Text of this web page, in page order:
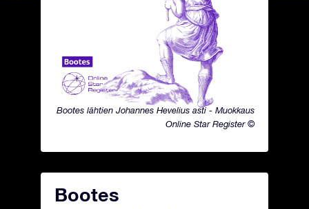
Bootes lähtien Johannes Hevelius asti - Muokkaus
Online Star Register ©
Bootes